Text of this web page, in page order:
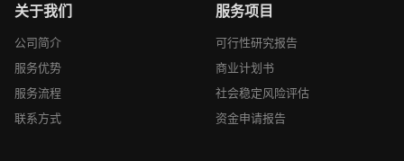
关于我们
公司简介
服务优势
服务流程
联系方式
服务项目
可行性研究报告
商业计划书
社会稳定风险评估
资金申请报告